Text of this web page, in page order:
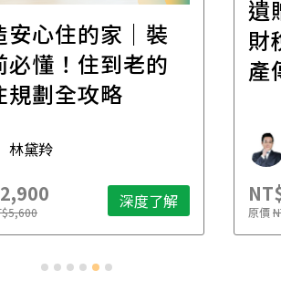
安心住的家｜裝
必懂！住到老的
規劃全攻略
林黛羚
深度了解
遺
財
產
原價